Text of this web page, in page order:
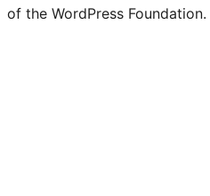
of the WordPress Foundation.